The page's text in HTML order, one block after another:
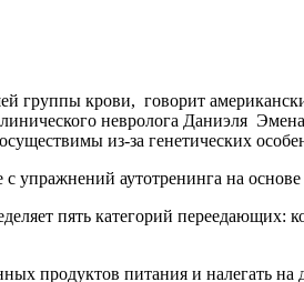
группы крови, говорит
невролога Даниэля
из-за генетических
упражнений аутотренинга на
пять категорий переедающих:
продуктов питания и налегать на